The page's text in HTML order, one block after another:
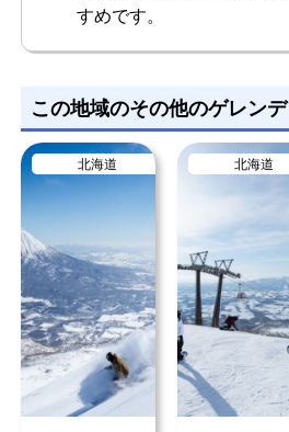
すめです。
この地域のその他のゲレンデ
北海道 北海道